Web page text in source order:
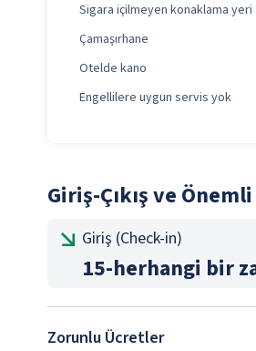
Sigara içilmeyen konaklama yeri
Çamaşırhane
Otelde kano
Engellilere uygun servis yok
Giriş-Çıkış ve
Giriş (Check-in)
15-herhangi bir
Zorunlu Ücretler